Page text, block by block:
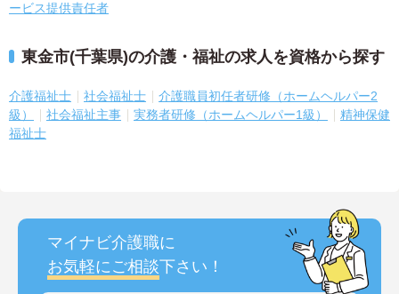
ービス提供責任者
東金市(千葉県)の介護・福祉の求人を資格から探す
介護福祉士 社会福祉士
介護職員初任者研修（ホームヘルパー2
級）
社会福祉主事 実務者研修（ホームヘルパー1級）
精神保健
福祉士
マイナビ介護職に
お気軽にご相談下さい！